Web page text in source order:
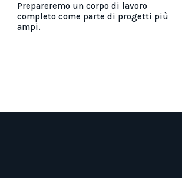
Prepareremo un corpo di lavoro
completo come parte di progetti più
ampi.